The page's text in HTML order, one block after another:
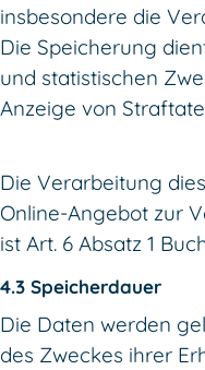
insbesondere die
Die Speicherung
und statistischen
Anzeige von
Die Verarbeitung
Online-Angebot zur
ist Art. 6 Absatz 1
4.3 Speicherdauer
Die Daten werden
des Zweckes ihrer